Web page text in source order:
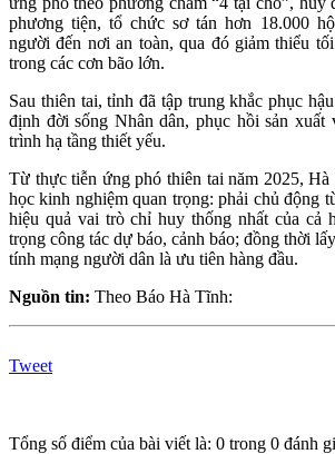
phương tiện, tổ chức sơ tán hơn 18.000
người đến nơi an toàn, qua đó giảm thiểu
trong các cơn bão lớn.
Sau thiên tai, tỉnh đã tập trung khắc phục
định đời sống Nhân dân, phục hồi sản xuất
trình hạ tầng thiết yếu.
Từ thực tiễn ứng phó thiên tai năm 2025,
học kinh nghiệm quan trọng: phải chủ động
hiệu quả vai trò chỉ huy thống nhất của cả
trọng công tác dự báo, cảnh báo; đồng thời
tính mạng người dân là ưu tiên hàng đầu.
Nguồn tin: Theo Báo Hà Tĩnh:
Tweet
Tổng số điểm của bài viết là: 0 trong 0 đánh